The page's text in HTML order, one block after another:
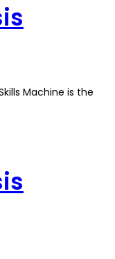
Machine is the